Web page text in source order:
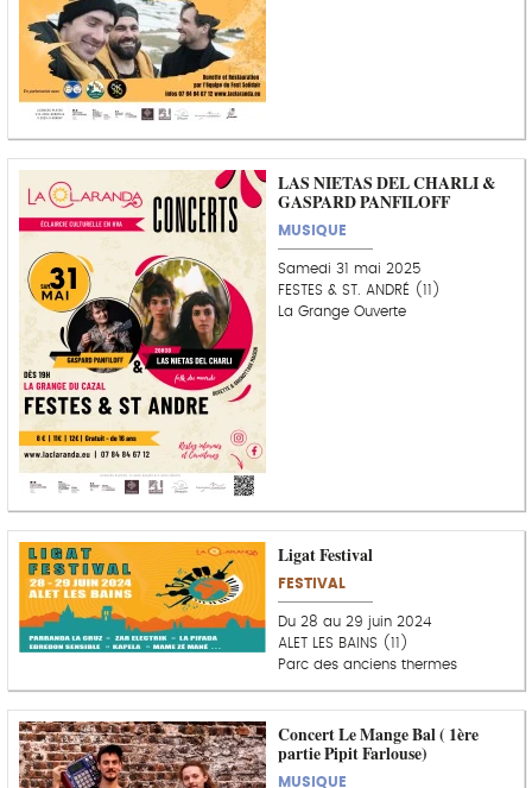
LAS NIETAS DEL CHARLI &
GASPARD PANFILOFF
MUSIQUE
Samedi 31 mai 2025
FESTES & ST. ANDRÉ (11)
La Grange Ouverte
Ligat Festival
FESTIVAL
Du 28 au 29 juin 2024
ALET LES BAINS (11)
Parc des anciens thermes
Concert Le Mange Bal ( 1ère
partie Pipit Farlouse)
MUSIQUE